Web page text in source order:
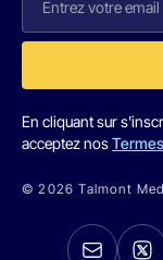
En cliquant sur
acceptez nos
© 2026 Talmont